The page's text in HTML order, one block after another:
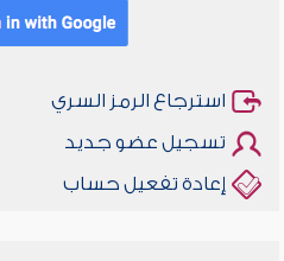
استرجاع الرمز السري
تسجيل عضو جديد
إعادة تفعيل حساب